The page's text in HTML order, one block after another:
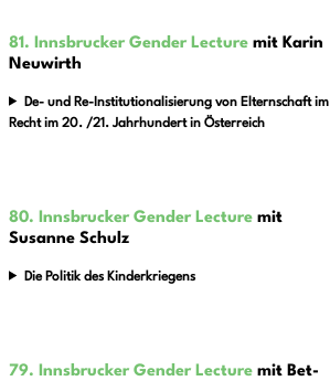
81. Innsbrucker Gender Lecture mit Karin
Neuwirth
De- und Re-Institutionalisierung von Elternschaft im
Recht im 20. /21. Jahrhundert in Österreich
80. Innsbrucker Gender Lecture mit
Susanne Schulz
Die Politik des Kinderkriegens
79. Innsbrucker Gender Lecture mit Bet­